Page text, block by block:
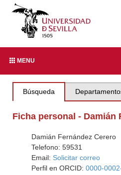
MENU
Búsqueda
Ficha personal - Damián
Damián Fernández Cerero
Telefono: 59531
Email: Solicitar correo
Perfil en ORCID: 0000-